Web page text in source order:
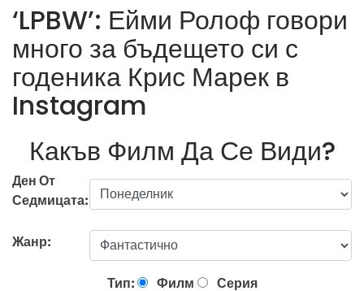
‘LPBW’: Ейми Ролоф говори
много за бъдещето си с
годеника Крис Марек в
Instagram
Какъв Филм Да Се Види?
Ден От
Седмицата:
Жанр:
Тип: Филм Серия